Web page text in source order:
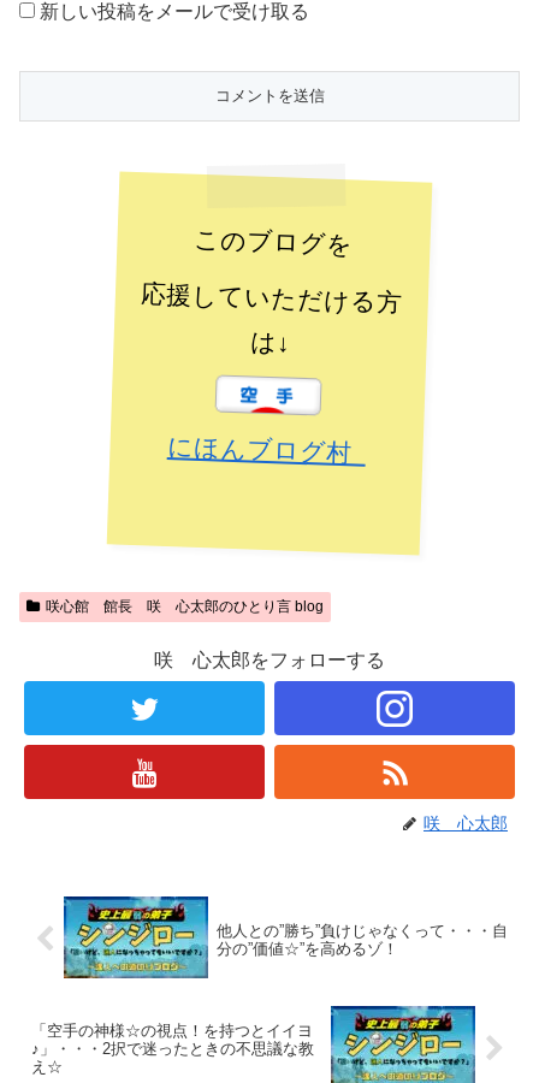
新しい投稿をメールで受け取る
このブログを
応援していただける方
は↓
にほんブログ村
咲心館 館長 咲 心太郎のひとり言 blog
咲 心太郎をフォローする
咲 心太郎
他人との”勝ち”負けじゃなくって・・・自
分の”価値☆”を高めるゾ！
「空手の神様☆の視点！を持つとイイヨ
♪」・・・2択で迷ったときの不思議な教
え☆